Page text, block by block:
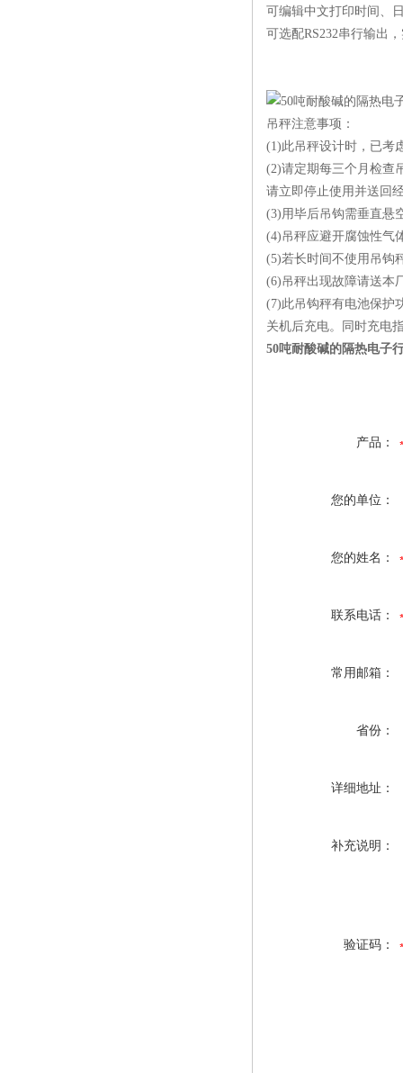
可编辑中文打印时间、
可选配RS232串行输出
吊秤注意事项：
(1)此吊秤设计时，已考
(2)请定期每三个月检查
请立即停止使用并送回
(3)用毕后吊钩需垂直悬
(4)吊秤应避开腐蚀性气
(5)若长时间不使用吊钩
(6)吊秤出现故障请送本
(7)此吊钩秤有电池保护
关机后充电。同时充电
50吨耐酸碱的隔热电子
产品：
您的单位：
您的姓名：
联系电话：
常用邮箱：
省份：
详细地址：
补充说明：
验证码：